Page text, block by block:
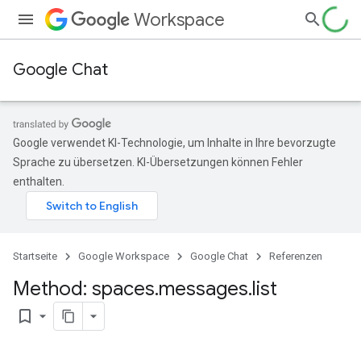
Workspace
Google Chat
Google verwendet KI-Technologie, um Inhalte in Ihre bevorzugte
Sprache zu übersetzen. KI-Übersetzungen können Fehler
enthalten.
Startseite Google Workspace Google Chat Referenzen
Method: spaces.messages.list
bookmark_border